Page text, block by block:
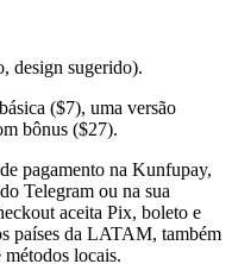
design sugerido).
($7), uma versão
bônus ($27).
pagamento na Kunfupay,
Telegram ou na sua
aceita Pix, boleto e
países da LATAM, também
locais.